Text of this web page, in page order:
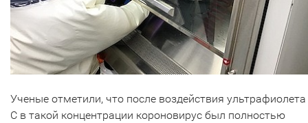
Ученые отметили, что после воздействия ультрафиолета
C в такой концентрации короновирус был полностью